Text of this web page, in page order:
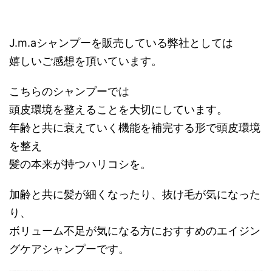
J.m.aシャンプーを販売している弊社としては
嬉しいご感想を頂いています。
こちらのシャンプーでは
頭皮環境を整えることを大切にしています。
年齢と共に衰えていく機能を補完する形で頭皮環境
を整え
髪の本来が持つハリコシを。
加齢と共に髪が細くなったり、抜け毛が気になった
り、
ボリューム不足が気になる方におすすめのエイジン
グケアシャンプーです。